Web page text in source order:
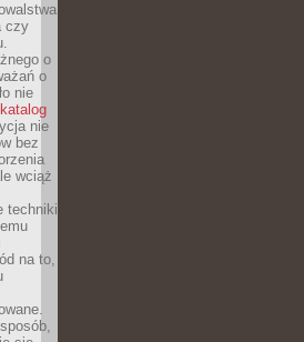
czy
o
o
nie
katalog
nie
bez
wciąż
techniki
na to,